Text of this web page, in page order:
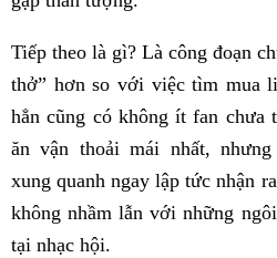
Tiếp theo là gì? Là công đoạn
thở” hơn so với việc tìm mua
hẳn cũng có không ít fan chưa
ăn vận thoải mái nhất,
xung quanh ngay lập tức nhận
không nhầm lẫn với những
tại nhạc hội.